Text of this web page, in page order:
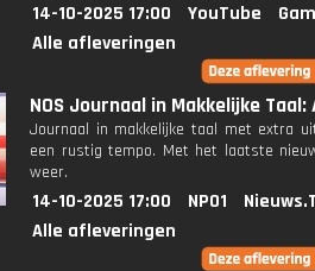
14-10-2025 17:00 YouTube
Alle afleveringen
NOS Journaal in Makkelijke Taal:
Journaal in makkelijke taal met extra
een rustig tempo. Met het laatste
weer.
14-10-2025 17:00 NPO1
Alle afleveringen